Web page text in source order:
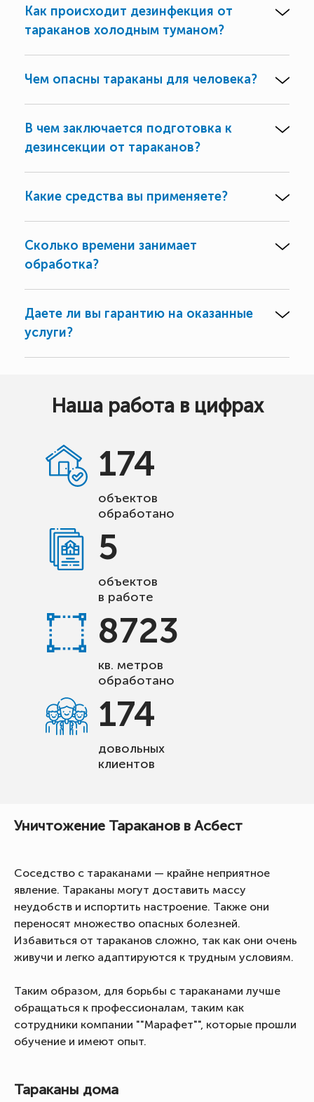
Как происходит дезинфекция от
тараканов холодным туманом?
Чем опасны тараканы для человека?
В чем заключается подготовка к
дезинсекции от тараканов?
Какие средства вы применяете?
Сколько времени занимает
обработка?
Даете ли вы гарантию на оказанные
услуги?
Наша работа в цифрах
174
объектов
обработано
5
объектов
в работе
8723
кв. метров
обработано
174
довольных
клиентов
Уничтожение Тараканов в Асбест
Соседство с тараканами — крайне неприятное
явление. Тараканы могут доставить массу
неудобств и испортить настроение. Также они
переносят множество опасных болезней.
Избавиться от тараканов сложно, так как они очень
живучи и легко адаптируются к трудным условиям.
Таким образом, для борьбы с тараканами лучше
обращаться к профессионалам, таким как
сотрудники компании ""Марафет"", которые прошли
обучение и имеют опыт.
Тараканы дома